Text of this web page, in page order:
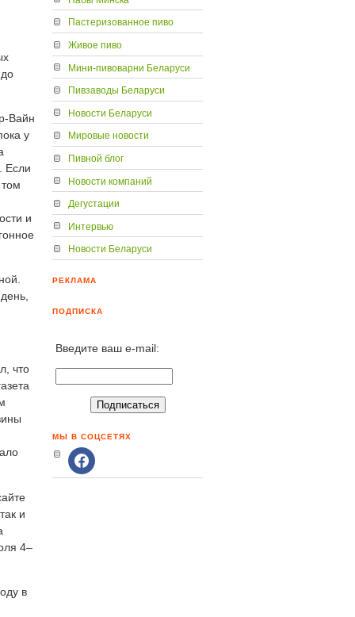
Вайн
у
Если
и
что
и
4–
в
Пастеризованное пиво
Живое пиво
Мини-пивоварни Беларуси
Пивзаводы Беларуси
Новости Беларуси
Мировые новости
Пивной блог
Новости компаний
Дегустации
Интервью
Новости Беларуси
РЕКЛАМА
ПОДПИСКА
Введите ваш e-mail:
МЫ В СОЦСЕТЯХ